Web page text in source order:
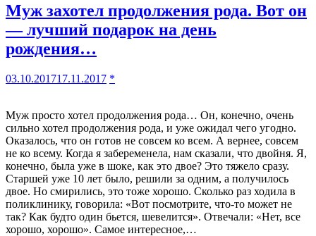
Муж захотел продолжения рода. Вот он
— лучший подарок на день
рождения…
03.10.201717.11.2017 *
Муж просто хотел продолжения рода… Он, конечно, очень
сильно хотел продолжения рода, и уже ожидал чего угодно.
Оказалось, что он готов не совсем ко всем. А вернее, совсем
не ко всему. Когда я забеременела, нам сказали, что двойня. Я,
конечно, была уже в шоке, как это двое? Это тяжело сразу.
Старшей уже 10 лет было, решили за одним, а получилось
двое. Но смирились, это тоже хорошо. Сколько раз ходила в
поликлинику, говорила: «Вот посмотрите, что-то может не
так? Как будто один бьется, шевелится». Отвечали: «Нет, все
хорошо, хорошо». Самое интересное,…